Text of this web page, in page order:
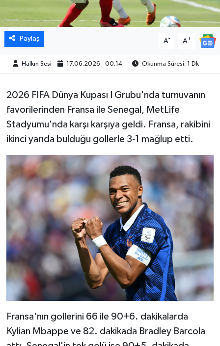
Paylaş A- A+
Halkın Sesi 17.06.2026 - 00:14 Okunma Süresi: 1 Dk
2026 FIFA Dünya Kupası I Grubu'nda turnuvanın
favorilerinden Fransa ile Senegal, MetLife
Stadyumu'nda karşı karşıya geldi. Fransa, rakibini
ikinci yarıda bulduğu gollerle 3-1 mağlup etti.
Fransa'nın gollerini 66 ile 90+6. dakikalarda
Kylian Mbappe ve 82. dakikada Bradley Barcola